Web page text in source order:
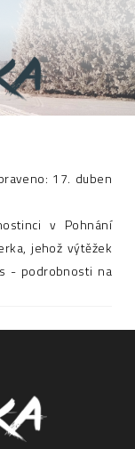
17. duben
v Pohnání
jehož výtěžek
- podrobnosti na